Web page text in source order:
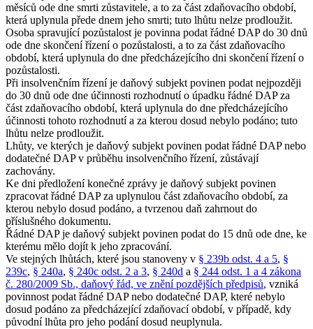
měsíců ode dne smrti zůstavitele, a to za část zdaňovacího období,
která uplynula přede dnem jeho smrti; tuto lhůtu nelze prodloužit.
Osoba spravující pozůstalost je povinna podat řádné DAP do 30 dnů
ode dne skončení řízení o pozůstalosti, a to za část zdaňovacího
období, která uplynula do dne předcházejícího dni skončení řízení o
pozůstalosti.
Při insolvenčním řízení je daňový subjekt povinen podat nejpozději
do 30 dnů ode dne účinnosti rozhodnutí o úpadku řádné DAP za
část zdaňovacího období, která uplynula do dne předcházejícího
účinnosti tohoto rozhodnutí a za kterou dosud nebylo podáno; tuto
lhůtu nelze prodloužit.
Lhůty, ve kterých je daňový subjekt povinen podat řádné DAP nebo
dodatečné DAP v průběhu insolvenčního řízení, zůstávají
zachovány.
Ke dni předložení konečné zprávy je daňový subjekt povinen
zpracovat řádné DAP za uplynulou část zdaňovacího období, za
kterou nebylo dosud podáno, a tvrzenou daň zahrnout do
příslušného dokumentu.
Řádné DAP je daňový subjekt povinen podat do 15 dnů ode dne, ke
kterému mělo dojít k jeho zpracování.
Ve stejných lhůtách, které jsou stanoveny v § 239b odst. 4 a 5, §
239c, § 240a, § 240c odst. 2 a 3, § 240d a § 244 odst. 1 a 4 zákona
č. 280/2009 Sb., daňový řád, ve znění pozdějších předpisů, vzniká
povinnost podat řádné DAP nebo dodatečné DAP, které nebylo
dosud podáno za předcházející zdaňovací období, v případě, kdy
původní lhůta pro jeho podání dosud neuplynula.